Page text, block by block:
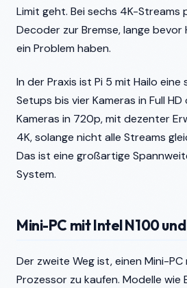
Limit geht. Bei sechs 4K-Streams
Decoder zur Bremse, lange bevor
ein Problem haben.
In der Praxis ist Pi 5 mit Hailo
Setups bis vier Kameras in Full
Kameras in 720p, mit dezenter
4K, solange nicht alle Streams
Das ist eine großartige
System.
Mini-PC mit Intel N100
Der zweite Weg ist, einen Mini-
Prozessor zu kaufen. Modelle wie